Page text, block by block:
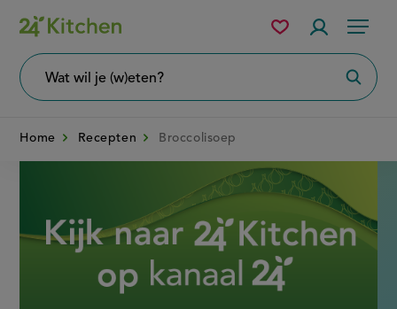
Overslaan
en
naar
Menu
wil
Mijn
bewaarde
Home Recepten Broccolisoep